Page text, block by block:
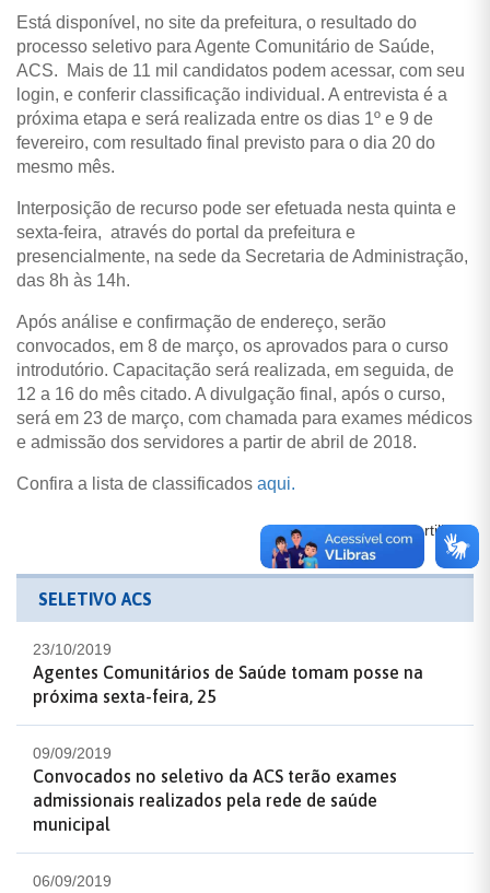
Está disponível, no site da prefeitura, o resultado do
processo seletivo para Agente Comunitário de Saúde,
ACS. Mais de 11 mil candidatos podem acessar, com seu
login, e conferir classificação individual. A entrevista é a
próxima etapa e será realizada entre os dias 1º e 9 de
fevereiro, com resultado final previsto para o dia 20 do
mesmo mês.
Interposição de recurso pode ser efetuada nesta quinta e
sexta-feira, através do portal da prefeitura e
presencialmente, na sede da Secretaria de Administração,
das 8h às 14h.
Após análise e confirmação de endereço, serão
convocados, em 8 de março, os aprovados para o curso
introdutório. Capacitação será realizada, em seguida, de
12 a 16 do mês citado. A divulgação final, após o curso,
será em 23 de março, com chamada para exames médicos
e admissão dos servidores a partir de abril de 2018.
Confira a lista de classificados aqui.
Compartilhe:
SELETIVO ACS
23/10/2019
Agentes Comunitários de Saúde tomam posse na
próxima sexta-feira, 25
09/09/2019
Convocados no seletivo da ACS terão exames
admissionais realizados pela rede de saúde
municipal
06/09/2019